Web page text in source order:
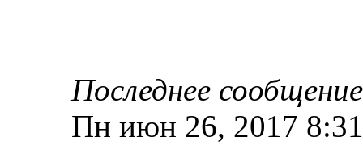
Последнее сообщение
Пн июн 26, 2017